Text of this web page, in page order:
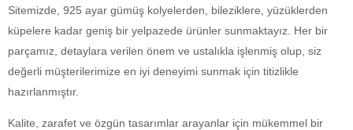
Sitemizde, 925 ayar gümüş kolyelerden, bileziklere, yüzüklerden
küpelere kadar geniş bir yelpazede ürünler sunmaktayız. Her bir
parçamız, detaylara verilen önem ve ustalıkla işlenmiş olup, siz
değerli müşterilerimize en iyi deneyimi sunmak için titizlikle
hazırlanmıştır.
Kalite, zarafet ve özgün tasarımlar arayanlar için mükemmel bir